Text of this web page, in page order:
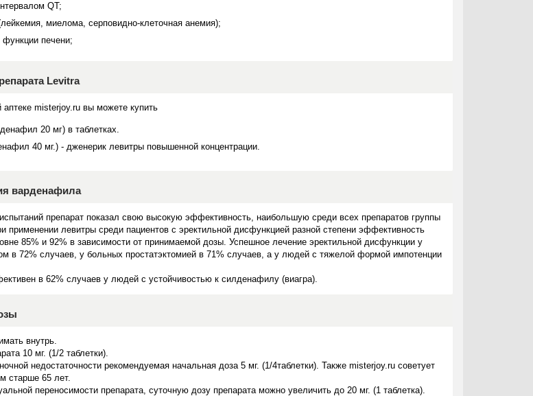
QT;
миелома, серповидно-клеточная анемия);
печени;
Levitra
misterjoy.ru вы можете купить
20 мг) в таблетках.
40 мг.) - дженерик левитры повышенной концентрации.
варденафила
препарат показал свою высокую эффективность, наибольшую среди всех препаратов группы
применении левитры среди пациентов с эректильной дисфункцией разной степени эффективность
85% и 92% в зависимости от принимаемой дозы. Успешное лечение эректильной дисфункции у
в 72% случаев, у больных простатэктомией в 71% случаев, а у людей с тяжелой формой импотенции
в 62% случаев у людей с устойчивостью к силденафилу (виагра).
внутрь.
10 мг. (1/2 таблетки).
недостаточности рекомендуемая начальная доза 5 мг. (1/4таблетки). Также misterjoy.ru советует
старше 65 лет.
переносимости препарата, суточную дозу препарата можно увеличить до 20 мг. (1 таблетка).